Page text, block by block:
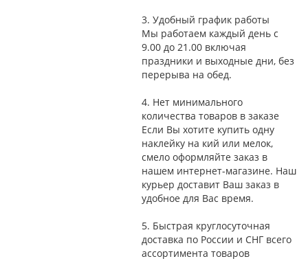
3. Удобный график работы
Мы работаем каждый день с
9.00 до 21.00 включая
праздники и выходные дни, без
перерыва на обед.
4. Нет минимального
количества товаров в заказе
Если Вы хотите купить одну
наклейку на кий или мелок,
смело оформляйте заказ в
нашем интернет-магазине. Наш
курьер доставит Ваш заказ в
удобное для Вас время.
5. Быстрая круглосуточная
доставка по России и СНГ всего
ассортимента товаров